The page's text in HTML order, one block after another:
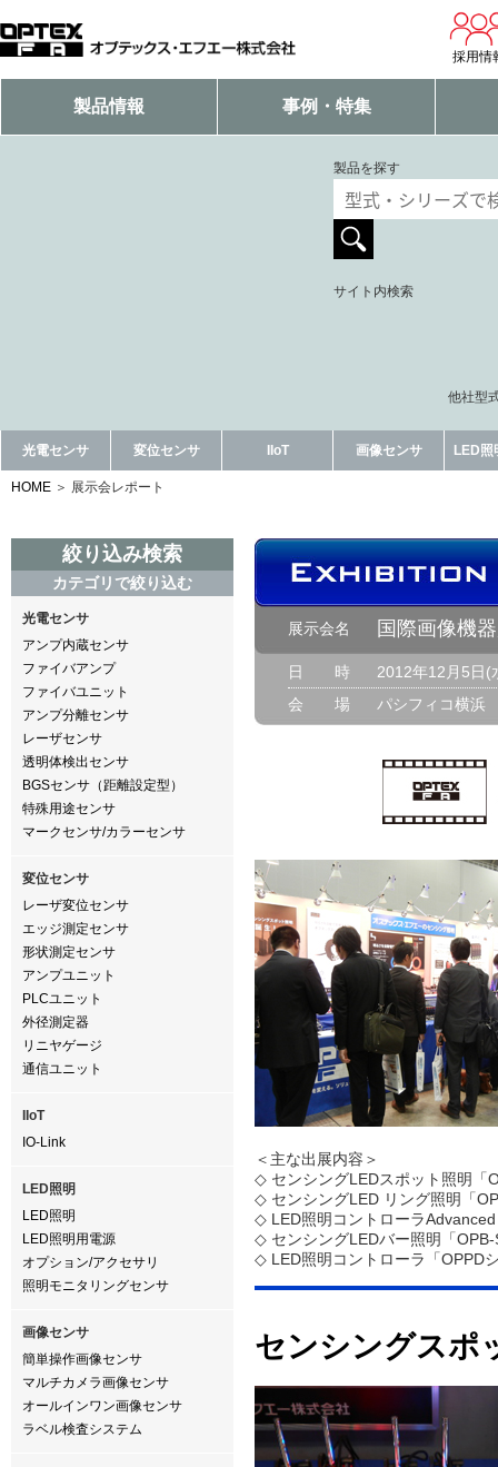
採用情
製品情報 事例・特集
製品を探す
サイト内検索
他社型
光電センサ 変位センサ IIoT 画像センサ LED照
HOME 展示会レポート
絞り込み検索
カテゴリで絞り込む
光電センサ
アンプ内蔵センサ
ファイバアンプ
ファイバユニット
アンプ分離センサ
レーザセンサ
透明体検出センサ
BGSセンサ（距離設定型）
特殊用途センサ
マークセンサ/カラーセンサ
変位センサ
レーザ変位センサ
エッジ測定センサ
形状測定センサ
アンプユニット
PLCユニット
外径測定器
リニヤゲージ
通信ユニット
IIoT
IO-Link
LED照明
LED照明
LED照明用電源
オプション/アクセサリ
照明モニタリングセンサ
画像センサ
簡単操作画像センサ
マルチカメラ画像センサ
オールインワン画像センサ
ラベル検査システム
展示会名 国際画像機
日 時
2012年12月5日(
会 場
パシフィコ横浜
＜主な出展内容＞
◇ センシングLEDスポット照明「
◇ センシングLED リング照明「
◇ LED照明コントローラ
◇ センシングLEDバー照明「
◇ LED照明コントローラ「OPPD
センシングスポ